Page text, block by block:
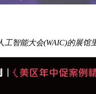
智能大会(WAIC)的展